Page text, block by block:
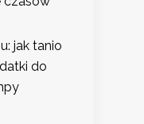
jak tanio
do